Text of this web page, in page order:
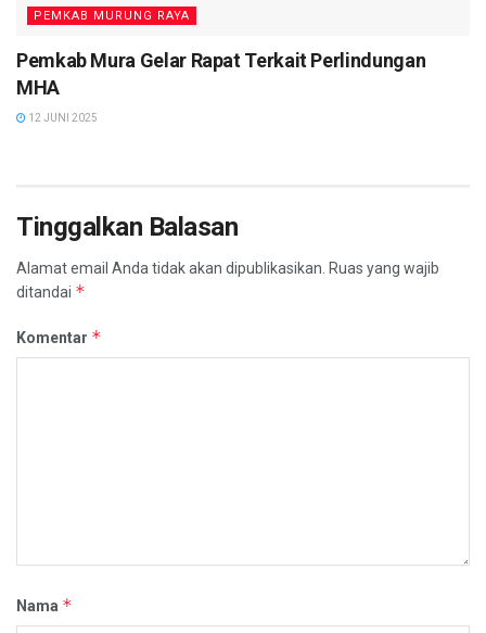
PEMKAB MURUNG RAYA
Pemkab Mura Gelar Rapat Terkait Perlindungan
MHA
12 JUNI 2025
Tinggalkan Balasan
Alamat email Anda tidak akan dipublikasikan. Ruas yang wajib
ditandai *
Komentar *
Nama *